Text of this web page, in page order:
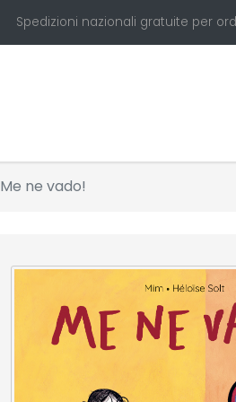
Spedizioni nazionali gratuite per
Me ne vado!